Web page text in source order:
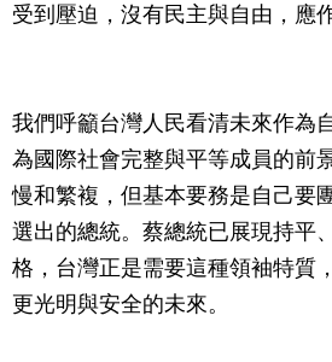
受到壓迫，沒有民主與自由，應
我們呼籲台灣人民看清未來作為
為國際社會完整與平等成員的前
慢和繁複，但基本要務是自己要
選出的總統。蔡總統已展現持平
格，台灣正是需要這種領袖特質
更光明與安全的未來。